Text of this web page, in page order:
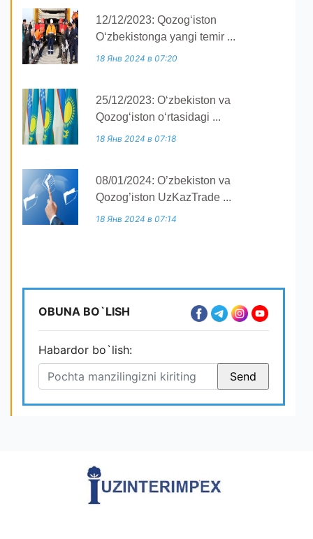
12/12/2023: Qozogʻiston
Oʻzbekistonga yangi temir ...
18 Янв 2024 в 07:20
25/12/2023: O‘zbekiston va
Qozog‘iston o‘rtasidagi ...
18 Янв 2024 в 07:18
08/01/2024: O’zbekiston va
Qozog’iston UzKazTrade ...
18 Янв 2024 в 07:14
OBUNA BO`LISH
Habardor bo`lish: